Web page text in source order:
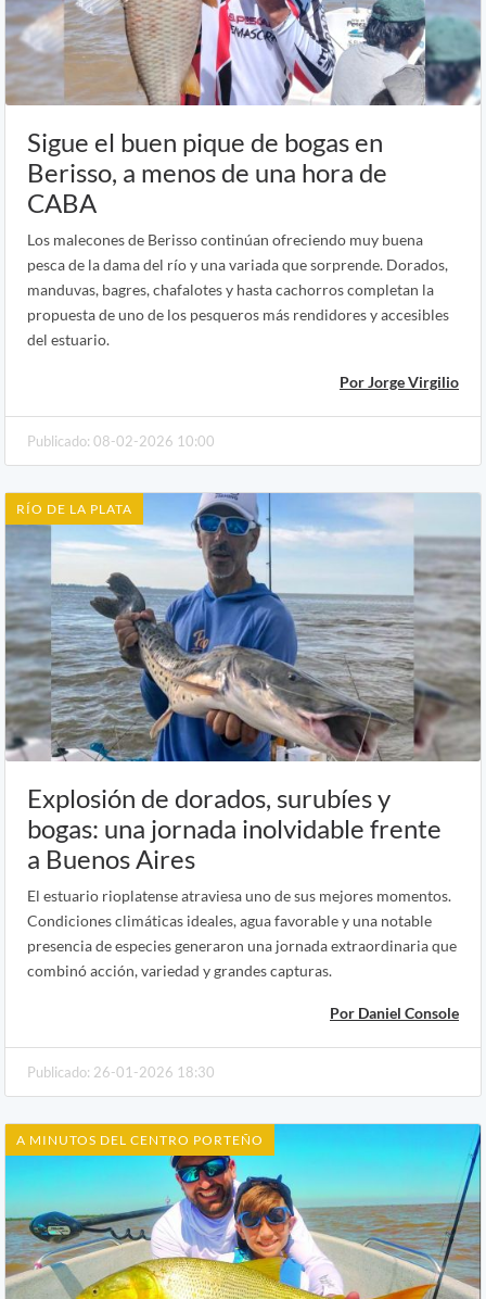
Sigue el buen pique de bogas en
Berisso, a menos de una hora de
CABA
Los malecones de Berisso continúan ofreciendo muy buena
pesca de la dama del río y una variada que sorprende. Dorados,
manduvas, bagres, chafalotes y hasta cachorros completan la
propuesta de uno de los pesqueros más rendidores y accesibles
del estuario.
Por Jorge Virgilio
Publicado: 08-02-2026 10:00
RÍO DE LA PLATA
Explosión de dorados, surubíes y
bogas: una jornada inolvidable frente
a Buenos Aires
El estuario rioplatense atraviesa uno de sus mejores momentos.
Condiciones climáticas ideales, agua favorable y una notable
presencia de especies generaron una jornada extraordinaria que
combinó acción, variedad y grandes capturas.
Por Daniel Console
Publicado: 26-01-2026 18:30
A MINUTOS DEL CENTRO PORTEÑO